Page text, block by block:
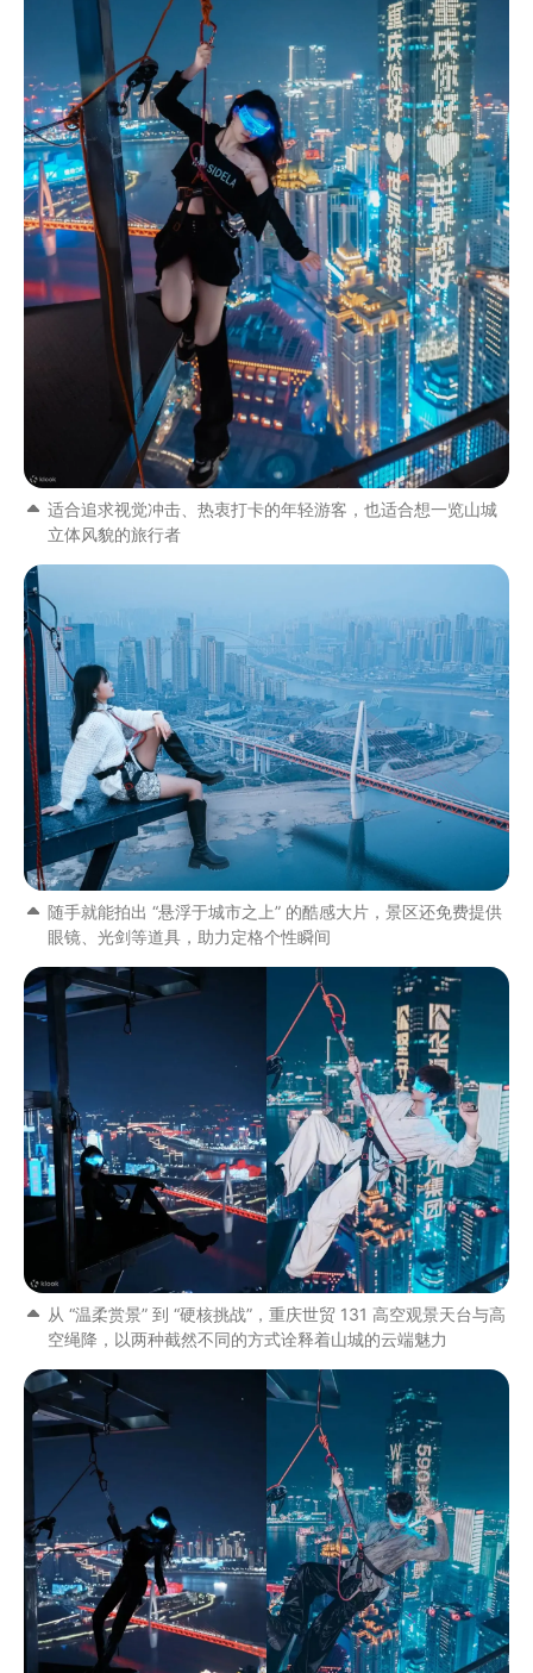
适合追求视觉冲击、热衷打卡的年轻游客，也适合想一览山城
立体风貌的旅行者
随手就能拍出 “悬浮于城市之上” 的酷感大片，景区还免费提供
眼镜、光剑等道具，助力定格个性瞬间
从 “温柔赏景” 到 “硬核挑战”，重庆世贸 131 高空观景天台与高
空绳降，以两种截然不同的方式诠释着山城的云端魅力